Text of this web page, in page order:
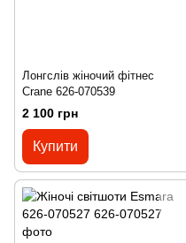
Лонгслів жіночий фітнес
Crane 626-070539
2 100 грн
Купити